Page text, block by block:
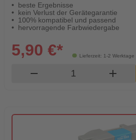
beste Ergebnisse
kein Verlust der Gerätegarantie
100% kompatibel und passend
hervorragende Farbwiedergabe
Lieferzeit: 1-2 Werktage
5,90 €*
remove Produkt add